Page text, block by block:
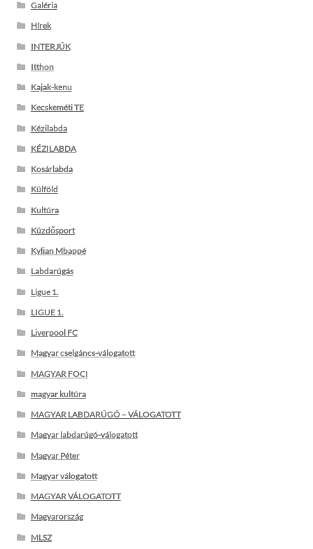
Galéria
Hírek
INTERJÚK
Itthon
Kajak-kenu
Kecskeméti TE
Kézilabda
KÉZILABDA
Kosárlabda
Külföld
Kultúra
Küzdősport
Kylian Mbappé
Labdarúgás
Ligue 1.
LIGUE 1.
Liverpool FC
Magyar cselgáncs-válogatott
MAGYAR FOCI
magyar kultúra
MAGYAR LABDARÚGÓ – VÁLOGATOTT
Magyar labdarúgó-válogatott
Magyar Péter
Magyar válogatott
MAGYAR VÁLOGATOTT
Magyarország
MLSZ